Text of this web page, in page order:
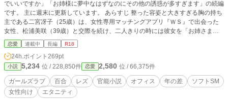
でいいですか」「お姉様に夢中なはずなのにその他の誘惑が多すぎます」の続編
です。 主に週末に更新しています。 あらすじ 整った容姿と大きすぎる胸の持ち
主である二宮冴子（25歳）は、女性専用マッチングアプリ『ＷＳ』で出会った
女性、松浦美咲（39歳）と交際を続け、二人きりの時には彼女を「お姉さま」
と呼び愛を育んできました。同棲生活も順調で、毎日イチャイチャが止まりませ
ん。 美咲に「自分の秘書として一緒に転職して欲しい」と持ち掛けられ、悩ん
だ末に冴子はそれを承諾しました。 誘われた会社は、大手ホテルチェーンの令
嬢・山元容子（41歳）が社長を務める、世間でも話題のリゾートホテルチェー
ン。オリジナルコスメが女性に人気で、美咲は商品の開発・販売担当の役員とし
て、容子にヘッドハンティングされたのです。 新しい職場、しかもようやく念
願叶って美咲の専属秘書になれて喜ぶはずの冴子の心には一抹の不安が。 それ
恋愛 連載中 長編 R18
24h.ポイント 269pt
小説 5,234 位 / 228,850件 恋愛 2,580 位 / 66,375件
ガールズラブ 百合 レズ 官能小説 オフィス 年の差
ソフトSM
女性向け
エタニティ